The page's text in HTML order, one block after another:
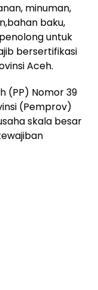
minuman,
baku,
untuk
bersertifikasi
Aceh.
(PP) Nomor 39
(Pemprov)
skala besar